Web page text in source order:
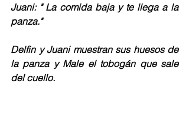
Juani: " La comida baja y te llega a la
panza."
Delfin y Juani muestran sus huesos de
la panza y Male el tobogán que sale
del cuello.